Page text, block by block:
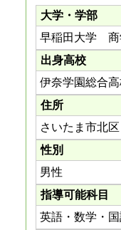
大学・学部
早稲田大学 商
出身高校
伊奈学園総合高
住所
さいたま市北区
性別
男性
指導可能科目
英語・数学・